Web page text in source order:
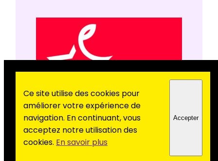
Parce qu’un autre monde est
possible
Oui, au Parti communiste français, à Châlons,
Ce site utilise des cookies pour
améliorer votre expérience de
navigation. En continuant, vous
acceptez notre utilisation des
cookies. En savoir plus
Accepter